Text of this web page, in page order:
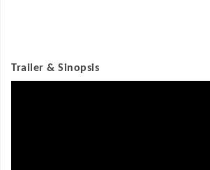
Trailer & Sinopsis